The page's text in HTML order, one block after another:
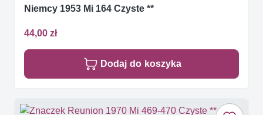
Niemcy 1953 Mi 164 Czyste **
44,00 zł
Dodaj do koszyka